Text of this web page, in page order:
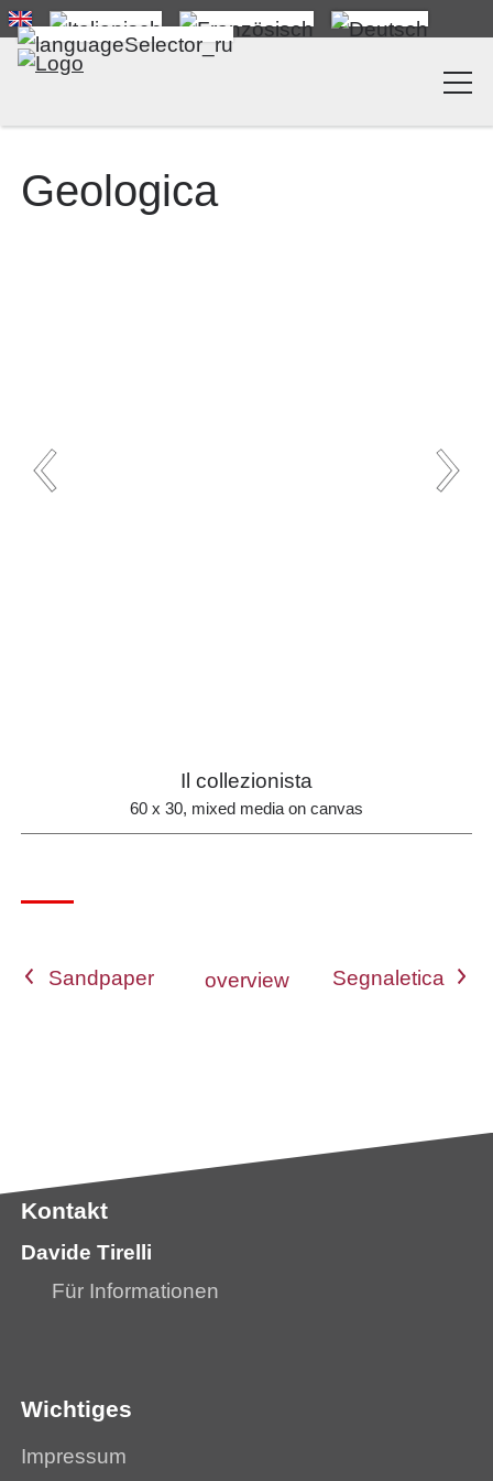
Geologica
Il collezionista
60 x 30, mixed media on canvas
< overview >
Kontakt
Davide Tirelli
Für Informationen
Wichtiges
Impressum